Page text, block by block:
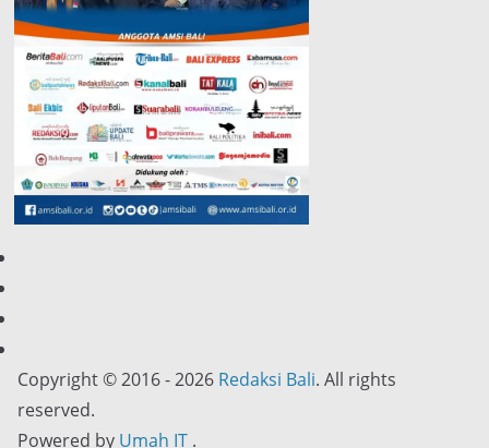
Copyright © 2016 - 2026 Redaksi Bali. All rights
reserved.
Powered by Umah IT .